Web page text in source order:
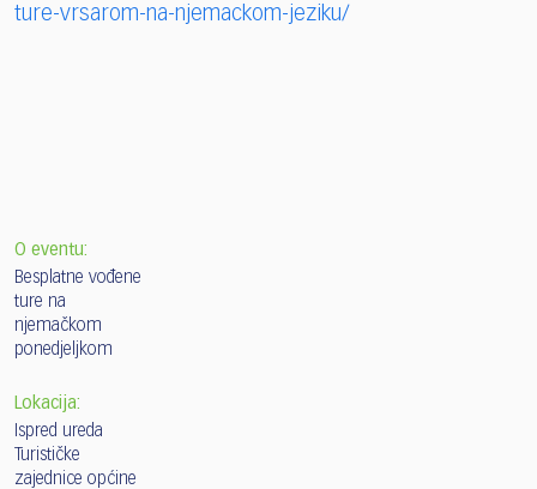
ture-vrsarom-na-njemackom-jeziku/
O eventu:
Besplatne vođene
ture na
njemačkom
ponedjeljkom
Lokacija:
Ispred ureda
Turističke
zajednice općine